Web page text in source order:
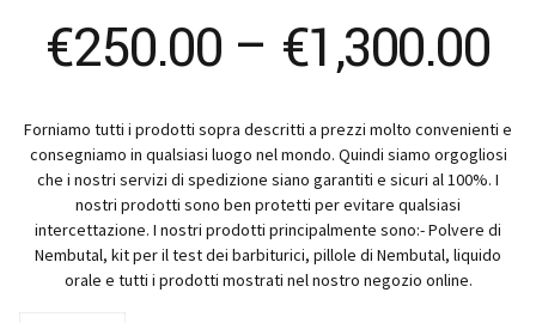
€250.00 – €1,300.00
Forniamo tutti i prodotti sopra descritti a prezzi molto convenienti e
consegniamo in qualsiasi luogo nel mondo. Quindi siamo orgogliosi
che i nostri servizi di spedizione siano garantiti e sicuri al 100%. I
nostri prodotti sono ben protetti per evitare qualsiasi
intercettazione. I nostri prodotti principalmente sono:- Polvere di
Nembutal, kit per il test dei barbiturici, pillole di Nembutal, liquido
orale e tutti i prodotti mostrati nel nostro negozio online.